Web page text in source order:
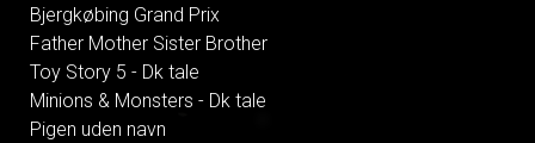
Bjergkøbing Grand Prix
Father Mother Sister Brother
Toy Story 5 - Dk tale
Minions & Monsters - Dk tale
Pigen uden navn